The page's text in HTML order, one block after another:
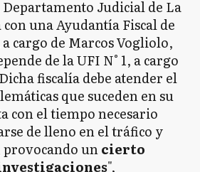
Judicial de La
una Ayudantía Fiscal de
cargo de Marcos Vogliolo,
de la UFI N° 1, a cargo
fiscalía debe atender el
que suceden en su
con el tiempo necesario
de lleno en el tráfico y
provocando uncierto
",